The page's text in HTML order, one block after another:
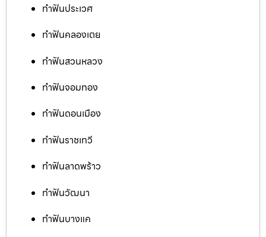
ทำฟันประเวศ
ทำฟันคลองเตย
ทำฟันสวนหลวง
ทำฟันจอมทอง
ทำฟันดอนเมือง
ทำฟันราชเทวี
ทำฟันลาดพร้าว
ทำฟันวัฒนา
ทำฟันบางแค